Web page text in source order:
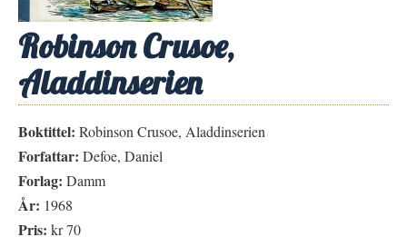
Robinson Crusoe,
Aladdinserien
Boktittel: Robinson Crusoe, Aladdinserien
Forfattar: Defoe, Daniel
Forlag: Damm
År: 1968
Pris: kr 70